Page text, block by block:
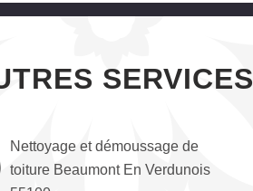
SERVICES
Nettoyage et démoussage de
toiture Beaumont En Verdunois